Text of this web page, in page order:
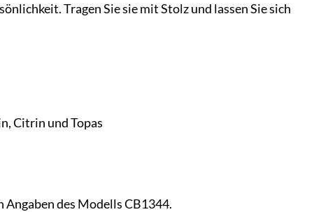
Tragen Sie sie mit Stolz und lassen Sie sich
Citrin und Topas
Angaben des Modells CB1344.